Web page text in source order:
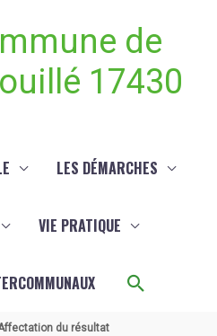
de
17430
LES DÉMARCHES
VIE PRATIQUE
du résultat